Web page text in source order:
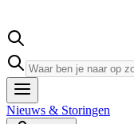
Nieuws & Storingen